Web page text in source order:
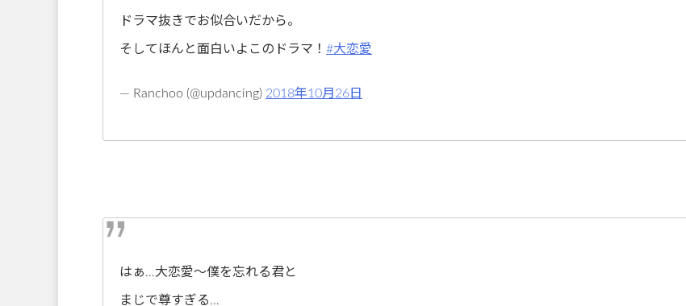
ドラマ抜きでお似合いだから。
そしてほんと面白いよこのドラマ！ #大恋愛
— Ranchoo (@updancing) 2018年10月26日
はぁ…大恋愛〜僕を忘れる君と
まじで尊すぎる…